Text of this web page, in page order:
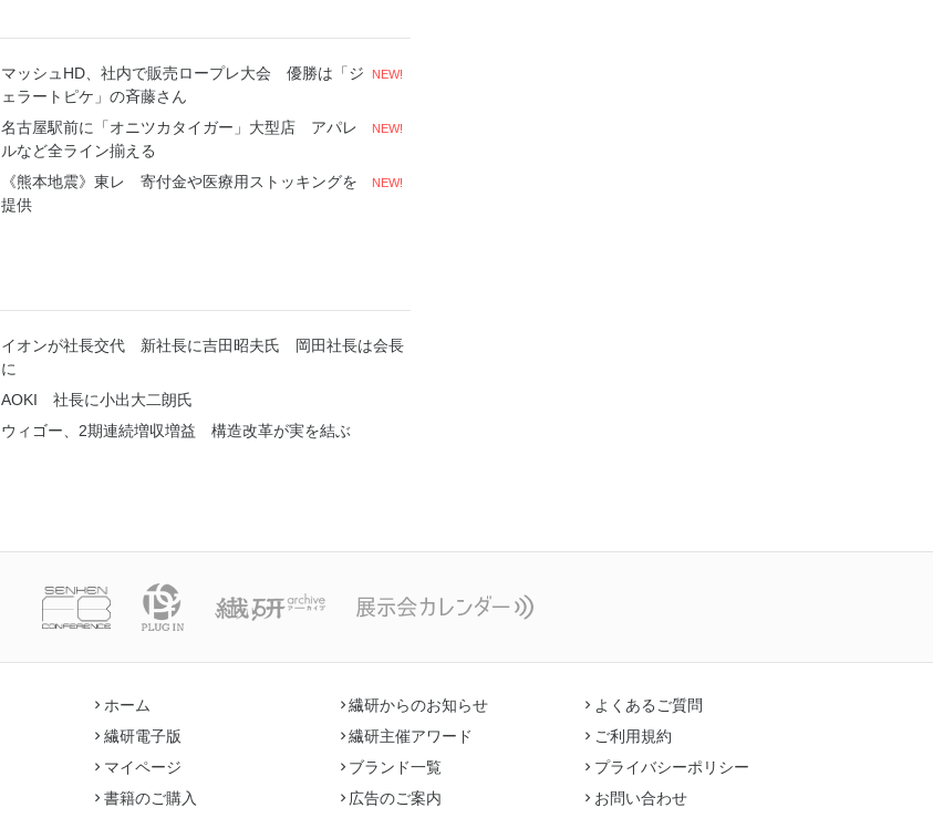
マッシュHD、社内で販売ロープレ大会 優勝は「ジ
ェラートピケ」の斉藤さん
NEW!
名古屋駅前に「オニツカタイガー」大型店 アパレ
ルなど全ライン揃える
NEW!
《熊本地震》東レ 寄付金や医療用ストッキングを
提供
NEW!
イオンが社長交代 新社長に吉田昭夫氏 岡田社長は会長
に
AOKI 社長に小出大二朗氏
ウィゴー、2期連続増収増益 構造改革が実を結ぶ
ホーム
繊研電子版
マイページ
書籍のご購入
繊研からのお知らせ
繊研主催アワード
ブランド一覧
広告のご案内
よくあるご質問
ご利用規約
プライバシーポリシー
お問い合わせ